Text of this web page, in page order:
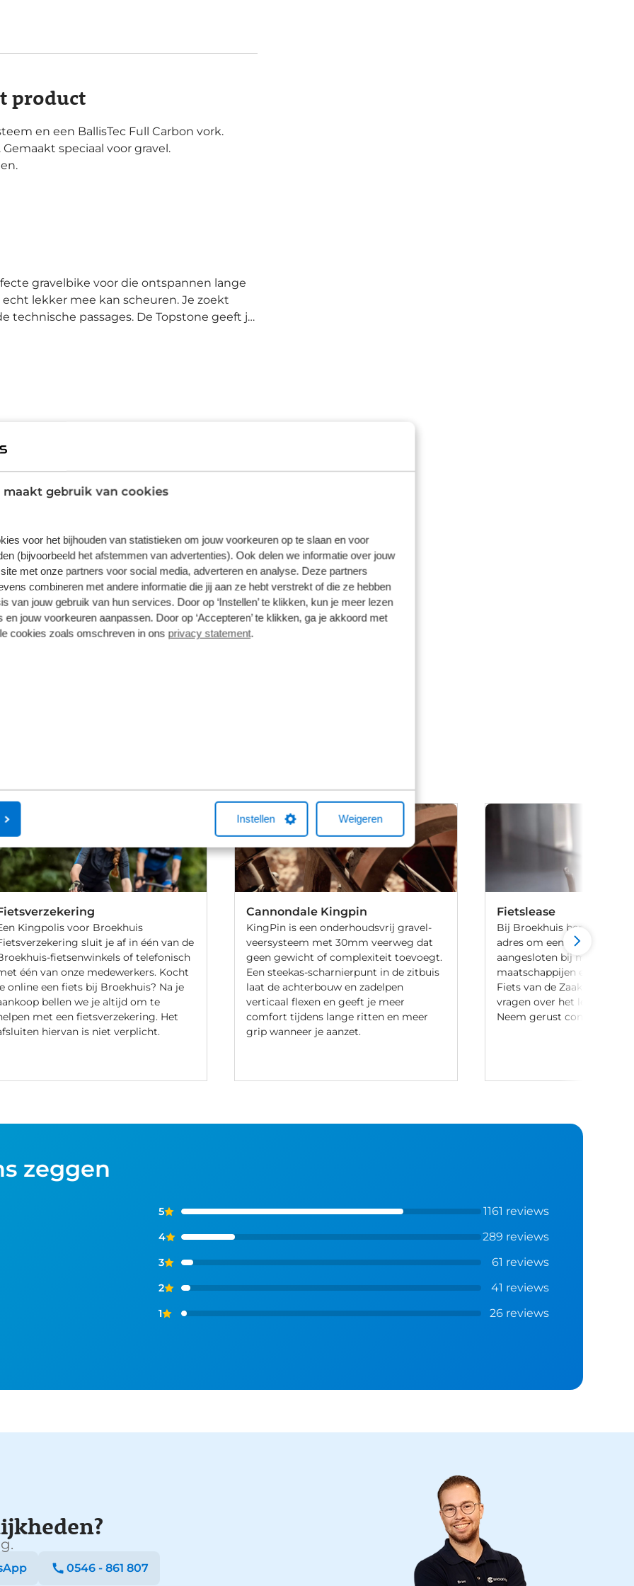
maakt gebruik van cookies
voor het bijhouden van statistieken om jouw voorkeuren op te slaan en voor
(bijvoorbeeld het afstemmen van advertenties). Ook delen we informatie over jouw
met onze partners voor social media, adverteren en analyse. Deze partners
combineren met andere informatie die jij aan ze hebt verstrekt of die ze hebben
van jouw gebruik van hun services. Door op ‘Instellen’ te klikken, kun je meer lezen
jouw voorkeuren aanpassen. Door op ‘Accepteren’ te klikken, ga je akkoord met
cookies zoals omschreven in ons privacy statement.
Instellen Weigeren
product
en een BallisTec Full Carbon vork.
speciaal voor gravel.
lekker mee kan scheuren. Je zoekt
technische passages. De Topstone geeft je
meer, maar meer controle en grip.
je heel veel bevestigingspunten voor
gegevens over snelheid,
registreert je fiets jouw ritten, herinnert je
Topstone Carbon
Carbon, Kingpin suspension
SmartSense compatible, Proportional
Response construction, 12x142mm thru-axle,
dropper post ready, BSA 68mm threaded
DirectLine internal cable routing
van de leverancier. Op basis van beschikbaarheid of
Kingpolis voor Broekhuis
sluit je af in één van de
fietsenwinkels of telefonisch
één van onze medewerkers. Kocht
online een fiets bij Broekhuis? Na je
bellen we je altijd om te
met een fietsverzekering. Het
hiervan is niet verplicht.
Cannondale Kingpin
KingPin is een onderhoudsvrij gravel-
veersysteem met 30mm veerweg dat
geen gewicht of complexiteit toevoegt.
Een steekas-scharnierpunt in de zitbuis
laat de achterbouw en zadelpen
verticaal flexen en geeft je meer
comfort tijdens lange ritten en meer
grip wanneer je aanzet.
Fietslease
Bij Broekhuis ben je aan
adres om een fiets te
aangesloten bij meerdere
maatschappijen en hebben
Fiets van de Zaak-regeling.
vragen over het leasen van
Neem gerust contact met
zeggen
5 1161 reviews
4 289 reviews
3 61 reviews
2 41 reviews
1 26 reviews
0546 - 861 807